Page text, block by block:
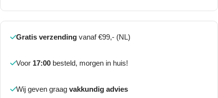
Gratis verzending vanaf €99,- (NL)
Voor 17:00 besteld, morgen in huis!
Wij geven graag vakkundig advies